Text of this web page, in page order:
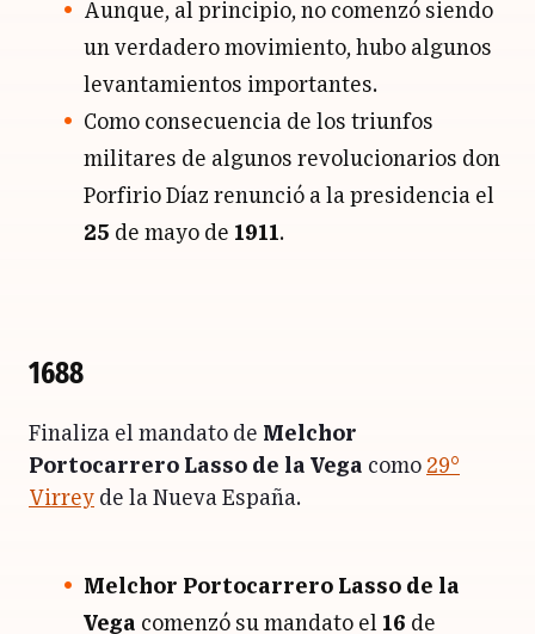
Aunque, al principio, no comenzó siendo
un verdadero movimiento, hubo algunos
levantamientos importantes.
Como consecuencia de los triunfos
militares de algunos revolucionarios don
Porfirio Díaz renunció a la presidencia el
25 de mayo de 1911.
1688
Finaliza el mandato de Melchor
Portocarrero Lasso de la Vega como 29°
Virrey de la Nueva España.
Melchor Portocarrero Lasso de la
Vega comenzó su mandato el 16 de